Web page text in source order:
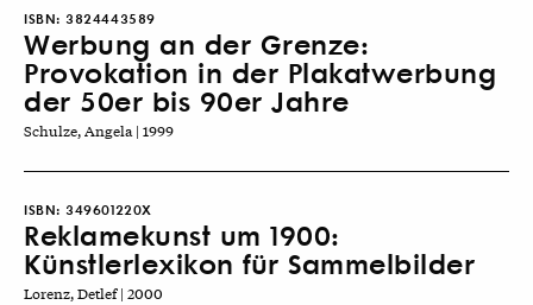
ISBN: 3824443589
Werbung an der Grenze:
Provokation in der Plakatwerbung
der 50er bis 90er Jahre
Schulze, Angela | 1999
ISBN: 349601220X
Reklamekunst um 1900:
Künstlerlexikon für Sammelbilder
Lorenz, Detlef | 2000